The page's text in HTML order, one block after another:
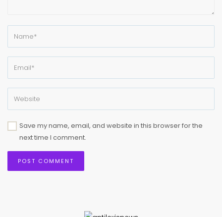
Save my name, email, and website in this browser for the
next time I comment.